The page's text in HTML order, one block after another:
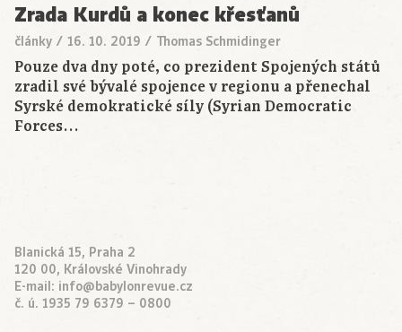
Zrada Kurdů a konec křesťanů
články / 16. 10. 2019 / Thomas Schmidinger
Pouze dva dny poté, co prezident Spojených států
zradil své bývalé spojence v regionu a přenechal
Syrské demokratické síly (Syrian Democratic
Forces…
Blanická 15, Praha 2
120 00, Královské Vinohrady
E-mail: info@babylonrevue.cz
č. ú. 1935 79 6379 – 0800